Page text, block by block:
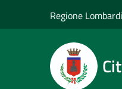
Regione